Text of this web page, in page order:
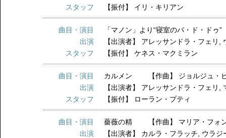
スタッフ
【振付】 イリ・キリアン
曲目・演目
「マノン」より“寝室のパ・ド・ド
出演
【出演者】 アレッサンドラ・フェリ
スタッフ
【振付】ケネス・マクミラン
曲目・演目
カルメン 【作曲】 ジョルジュ・
出演
【出演者】 アレッサンドラ・フェリ
スタッフ
【振付】 ローラン・プティ
曲目・演目
薔薇の精 【作曲】 マリア・フォ
出演
【出演者】 カルラ・フラッチ
ウラジ